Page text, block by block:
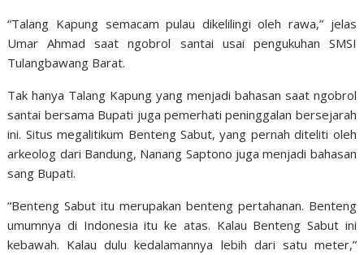
“Talang Kapung semacam pulau dikelilingi oleh rawa,” jelas
Umar Ahmad saat ngobrol santai usai pengukuhan SMSI
Tulangbawang Barat.
Tak hanya Talang Kapung yang menjadi bahasan saat ngobrol
santai bersama Bupati juga pemerhati peninggalan bersejarah
ini. Situs megalitikum Benteng Sabut, yang pernah diteliti oleh
arkeolog dari Bandung, Nanang Saptono juga menjadi bahasan
sang Bupati.
“Benteng Sabut itu merupakan benteng pertahanan. Benteng
umumnya di Indonesia itu ke atas. Kalau Benteng Sabut ini
kebawah. Kalau dulu kedalamannya lebih dari satu meter,”